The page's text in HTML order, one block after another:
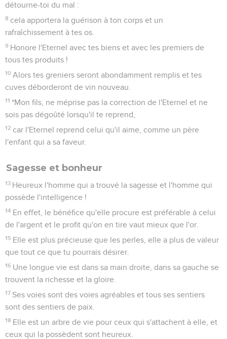
détourne-toi du mal :
8 cela apportera la guérison à ton corps et un
rafraîchissement à tes os.
9 Honore l'Eternel avec tes biens et avec les premiers de
tous tes produits !
10 Alors tes greniers seront abondamment remplis et tes
cuves déborderont de vin nouveau.
11 *Mon fils, ne méprise pas la correction de l'Eternel et ne
sois pas dégoûté lorsqu'il te reprend,
12 car l'Eternel reprend celui qu'il aime, comme un père
l'enfant qui a sa faveur.
Sagesse et bonheur
13 Heureux l'homme qui a trouvé la sagesse et l'homme qui
possède l'intelligence !
14 En effet, le bénéfice qu'elle procure est préférable à celui
de l'argent et le profit qu'on en tire vaut mieux que l'or.
15 Elle est plus précieuse que les perles, elle a plus de valeur
que tout ce que tu pourrais désirer.
16 Une longue vie est dans sa main droite, dans sa gauche se
trouvent la richesse et la gloire.
17 Ses voies sont des voies agréables et tous ses sentiers
sont des sentiers de paix.
18 Elle est un arbre de vie pour ceux qui s'attachent à elle, et
ceux qui la possèdent sont heureux.